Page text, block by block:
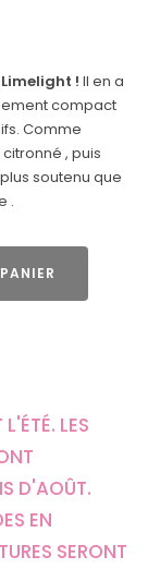
! Il en a
compact
Comme
, puis
soutenu que
.
LES
D'AOÛT.
EN
SERONT